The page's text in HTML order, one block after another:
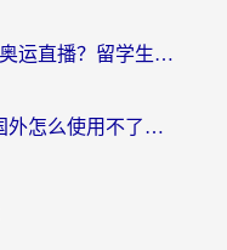
海外哪里能看奥运直播？留学生&海外华人必看的体育赛事观赛终极指南
12123交管在国外怎么使用不了？海外华人必看的无缝访问国内资源指南